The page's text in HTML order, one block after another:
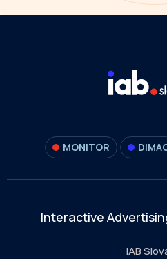
MONITOR
Interactive
IAB